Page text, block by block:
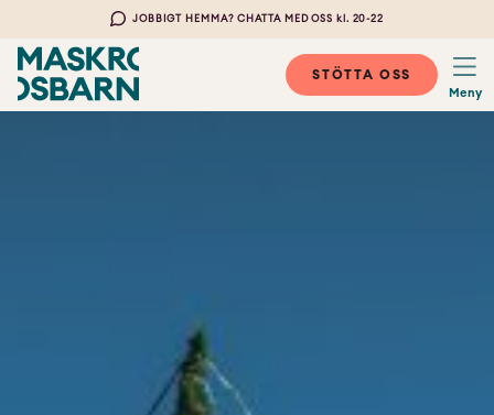
JOBBIGT HEMMA? CHATTA MED OSS kl. 20-22
STÖTTA OSS
Meny